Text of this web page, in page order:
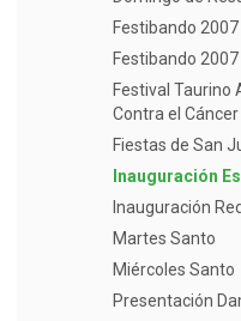
Festibando 2007
Festibando 2007
Festival Taurino
Contra el Cáncer
Fiestas de San
Inauguración
Inauguración
Martes Santo
Miércoles Santo
Presentación